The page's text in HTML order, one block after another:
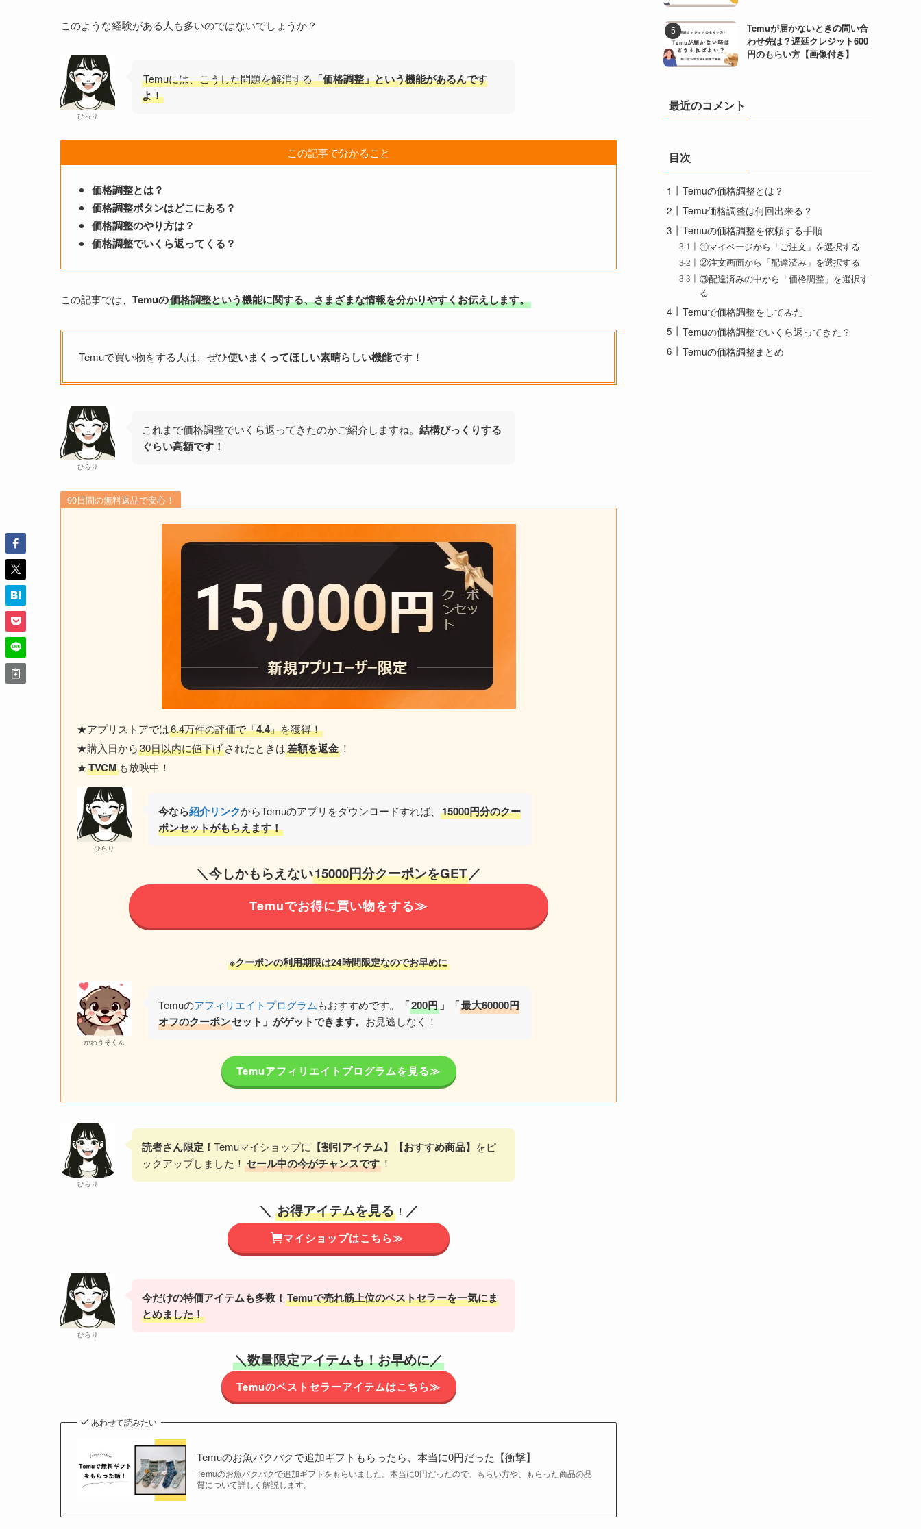
このような経験がある人も多いのではないでしょうか？
ひらり
Temuには、こうした問題を解消する「価格調整」という機能があるんです
よ！
この記事で分かること
価格調整とは？
価格調整ボタンはどこにある？
価格調整のやり方は？
価格調整でいくら返ってくる？
この記事では、 Temuの価格調整という機能に関する、さまざまな情報を分かりやすくお伝えします。
Temuで買い物をする人は、ぜひ使いまくってほしい素晴らしい機能です！
ひらり
これまで価格調整でいくら返ってきたのかご紹介しますね。 結構びっくりする
ぐらい高額です！
90日間の無料返品で安心！
★アプリストアでは6.4万件の評価で「4.4」を獲得！
★購入日から30日以内に値下げされたときは差額を返金！
★TVCMも放映中！
ひらり
今なら紹介リンクからTemuのアプリをダウンロードすれば、 15000円分のクー
ポンセットがもらえます！
＼今しかもらえない15000円分クーポンをGET／
Temuでお得に買い物をする≫
※クーポンの利用期限は24時間限定なのでお早めに
かわうそくん
Temuのアフィリエイトプログラム もおすすめです。 「200円」「最大60000円
オフのクーポンセット」がゲットできます。 お見逃しなく！
Temuアフィリエイトプログラムを見る≫
ひらり
読者さん限定！ Temuマイショップに 【割引アイテム】【おすすめ商品】 をピ
ックアップしました！ セール中の今がチャンスです ！
＼ お得アイテムを見る！ ／
マイショップはこちら≫
ひらり
今だけの特価アイテムも多数！ Temuで売れ筋上位のベストセラーを一気にま
とめました！
＼数量限定アイテムも！お早めに／
Temuのベストセラーアイテムはこちら≫
あわせて読みたい
Temuのお魚パクパクで追加ギフトもらったら、本当に0円だった【衝撃】
Temuのお魚パクパクで追加ギフトをもらいました。本当に0円だったので、もらい方や、もらった商品の品
質について詳しく解説します。
Temuが届かないときの問い合
わせ先は？遅延クレジット600
円のもらい方【画像付き】
最近のコメント
目次
Temuの価格調整とは？
Temu価格調整は何回出来る？
Temuの価格調整を依頼する手順
①マイページから「ご注文」を選択する
②注文画面から「配達済み」を選択する
③配達済みの中から「価格調整」を選択す
る
Temuで価格調整をしてみた
Temuの価格調整でいくら返ってきた？
Temuの価格調整まとめ